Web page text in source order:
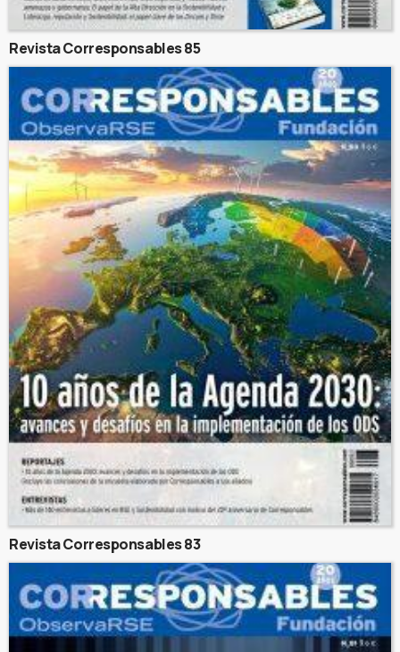
Revista Corresponsables 85
Revista Corresponsables 83